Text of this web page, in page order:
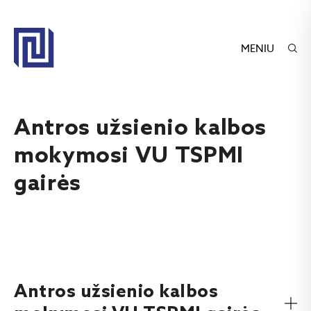
MENIU
Antros užsienio kalbos
mokymosi VU TSPMI
gairės
Antros užsienio kalbos